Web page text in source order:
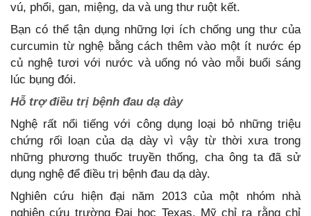
vú, phổi, gan, miệng, da và ung thư ruột kết.
Bạn có thể tận dụng những lợi ích chống ung thư của
curcumin từ nghệ bằng cách thêm vào một ít nước ép
củ nghệ tươi với nước và uống nó vào mỗi buổi sáng
lúc bụng đói.
Hỗ trợ điều trị bệnh đau dạ dày
Nghệ rất nổi tiếng với công dụng loại bỏ những triệu
chứng rối loạn của dạ dày vì vậy từ thời xưa trong
những phương thuốc truyền thống, cha ông ta đã sử
dụng nghệ để điều trị bệnh đau dạ dày.
Nghiên cứu hiện đại năm 2013 của một nhóm nhà
nghiên cứu trường Đại học Texas, Mỹ chỉ ra rằng chỉ